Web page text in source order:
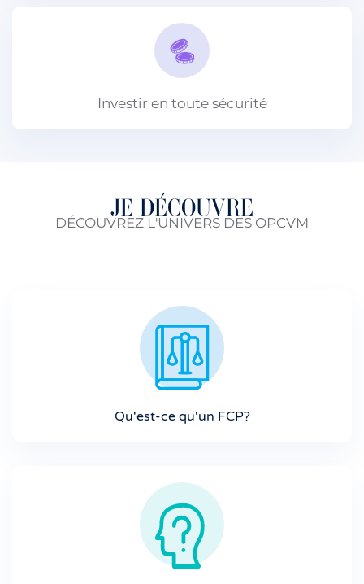
Investir en toute sécurité
JE DÉCOUVRE
DÉCOUVREZ L'UNIVERS DES OPCVM
Qu'est-ce qu'un FCP?